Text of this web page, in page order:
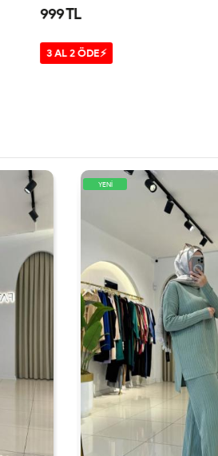
999 TL
3 AL 2 ÖDE⚡
YENİ